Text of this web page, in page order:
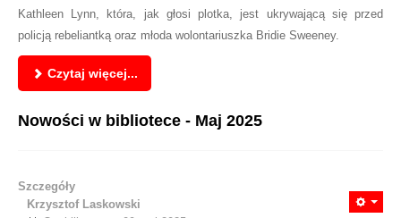
Kathleen Lynn, która, jak głosi plotka, jest ukrywającą się przed
policją rebeliantką oraz młoda wolontariuszka Bridie Sweeney.
Czytaj więcej...
Nowości w bibliotece - Maj 2025
Szczegóły
Krzysztof Laskowski